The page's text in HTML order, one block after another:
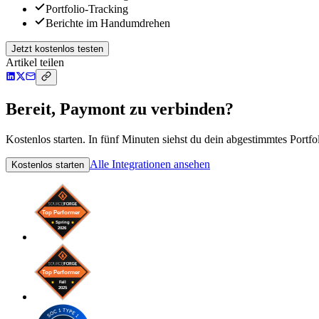
Portfolio-Tracking
Berichte im Handumdrehen
Jetzt kostenlos testen
Artikel teilen
Bereit, Paymont zu verbinden?
Kostenlos starten. In fünf Minuten siehst du dein abgestimmtes
Kostenlos starten Alle Integrationen ansehen